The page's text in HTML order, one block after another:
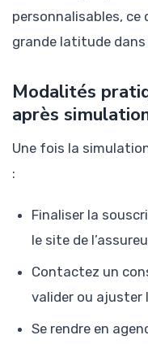
personnalisables, ce
grande latitude dans
Modalités
après
Une fois la
:
Finaliser la
le site de
Contactez un
valider ou ajuster
Se rendre en